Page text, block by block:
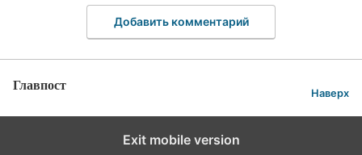
Добавить комментарий
Главпост Наверх
Exit mobile version